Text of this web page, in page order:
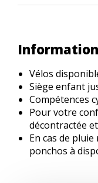
Vélos
Siège enfant
Compétences
Pour votre
décontractée
En cas de
ponchos à